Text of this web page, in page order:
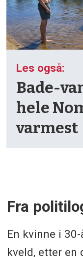
Les også:
Bade-
hele
varmest
Fra
En kvinne i
kveld, etter en